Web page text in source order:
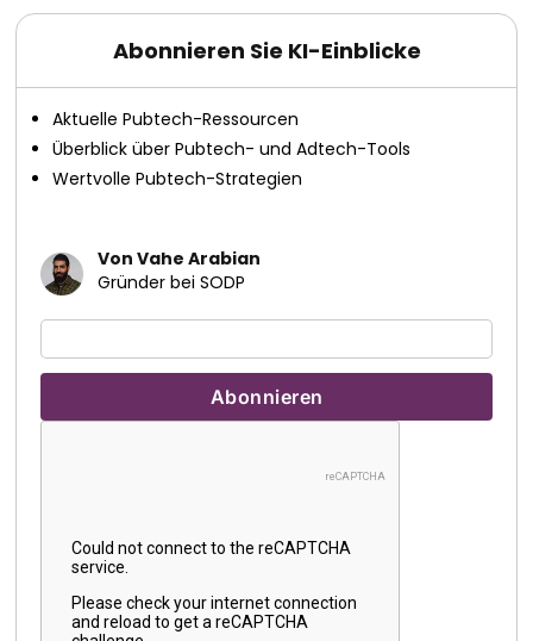
Abonnieren Sie KI-Einblicke
Aktuelle Pubtech-Ressourcen
Überblick über Pubtech- und Adtech-Tools
Wertvolle Pubtech-Strategien
Von Vahe Arabian
Gründer bei SODP